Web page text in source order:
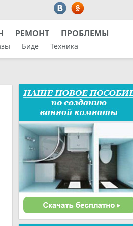
РЕМОНТ ПРОБЛЕМЫ
Биде Техника